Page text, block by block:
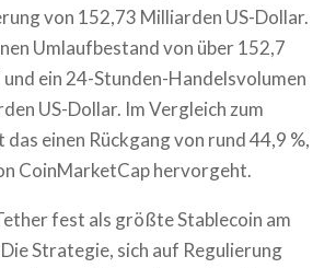
von 152,73 Milliarden US-Dollar.
Umlaufbestand von über 152,7
ein 24-Stunden-Handelsvolumen
US-Dollar. Im Vergleich zum
einen Rückgang von rund 44,9 %,
CoinMarketCap hervorgeht.
fest als größte Stablecoin am
Strategie, sich auf Regulierung